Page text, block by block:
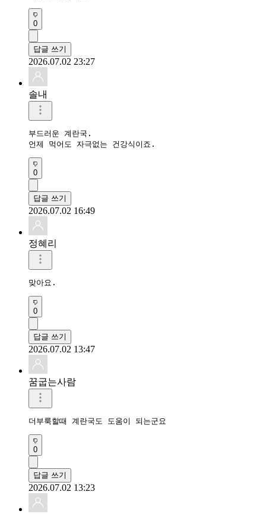
0
답글 쓰기
2026.07.02 23:27
솔내
부드러운 계란국.
언제 먹어도 자극없는 건강식이죠.
0
답글 쓰기
2026.07.02 16:49
정혜리
맞아요.
0
답글 쓰기
2026.07.02 13:47
꿈굽는사람
더부룩할때 계란국도 도움이 되는군요
0
답글 쓰기
2026.07.02 13:23